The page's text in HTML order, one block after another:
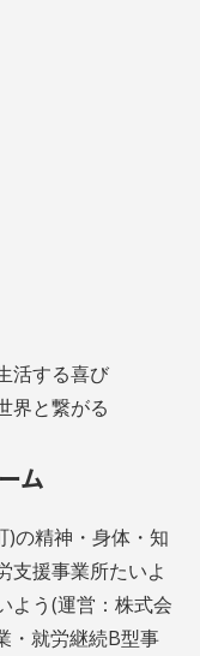
活する喜び
界と繋がる
ム
の精神・身体・知
支援事業所たいよ
よう(運営：株式会
・就労継続B型事